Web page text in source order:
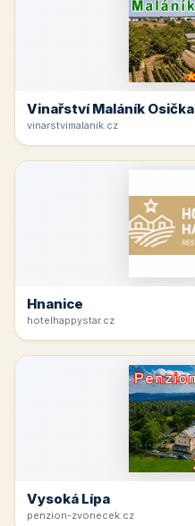
Vinařství Maláník Osička
vinarstvimalanik.cz
Hnanice
hotelhappystar.cz
Vysoká Lípa
penzion-zvonecek.cz